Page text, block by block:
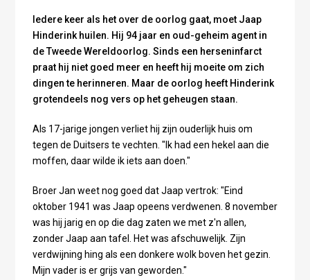
Iedere keer als het over de oorlog gaat, moet Jaap
Hinderink huilen. Hij 94 jaar en oud-geheim agent in
de Tweede Wereldoorlog. Sinds een herseninfarct
praat hij niet goed meer en heeft hij moeite om zich
dingen te herinneren. Maar de oorlog heeft Hinderink
grotendeels nog vers op het geheugen staan.
Als 17-jarige jongen verliet hij zijn ouderlijk huis om
tegen de Duitsers te vechten. "Ik had een hekel aan die
moffen, daar wilde ik iets aan doen."
Broer Jan weet nog goed dat Jaap vertrok: "Eind
oktober 1941 was Jaap opeens verdwenen. 8 november
was hij jarig en op die dag zaten we met z'n allen,
zonder Jaap aan tafel. Het was afschuwelijk. Zijn
verdwijning hing als een donkere wolk boven het gezin.
Mijn vader is er grijs van geworden."